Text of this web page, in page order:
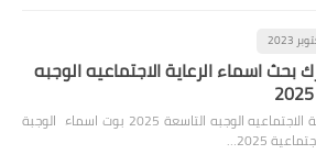
بحث اسماء الرعاية الاجتماعيه الوجبه
رابط محرك بحث اسماء الرعاية الاجتماعيه الوجبه التاسعة 2025 بوت اسماء الوجبة
2025…